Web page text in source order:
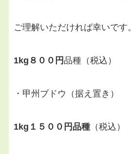
ご理解いただければ幸いです。
1kg８００円 品種（税込）
・甲州ブドウ（据え置き）
1kg１５００円品種（税込）